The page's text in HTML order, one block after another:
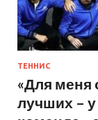
ТЕННИС
«Для меня
лучших –